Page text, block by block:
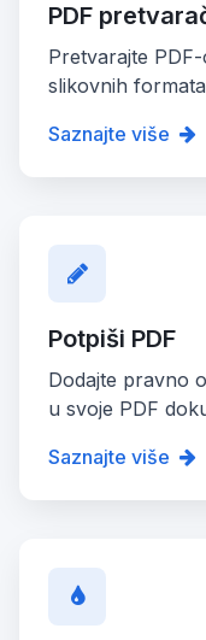
PDF
Pretvarajte
slikovnih
Saznajte više
Potpiši PDF
Dodajte pravno
u svoje PDF
Saznajte više